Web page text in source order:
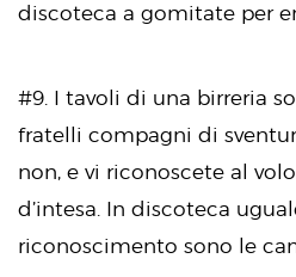
discoteca a gomitate per
#9. I tavoli di una birreria
fratelli compagni di
non, e vi riconoscete al
d’intesa. In discoteca
riconoscimento sono le